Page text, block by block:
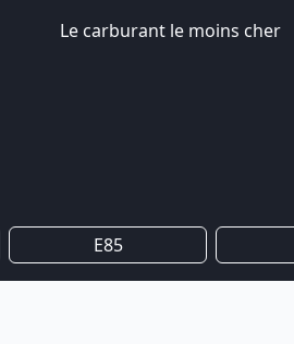
Le carburant le moins cher
E85